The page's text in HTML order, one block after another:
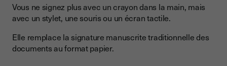
Vous ne signez plus avec un crayon dans la main, mais
avec un stylet, une souris ou un écran tactile.
Elle remplace la signature manuscrite traditionnelle des
documents au format papier.